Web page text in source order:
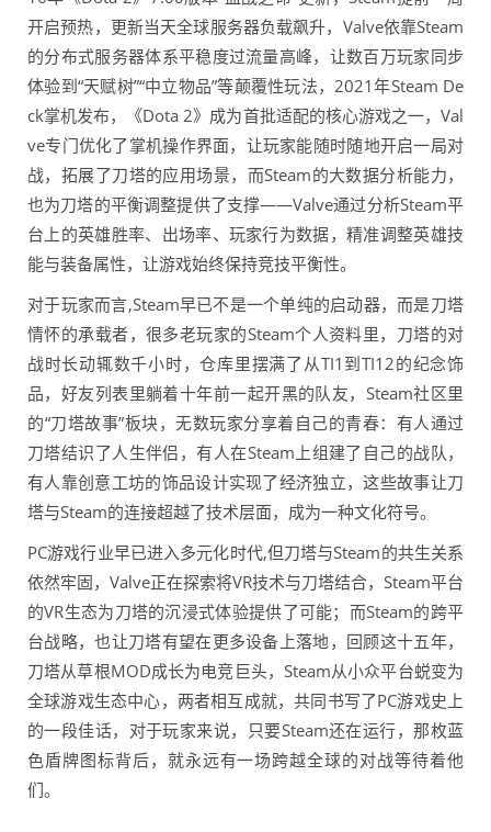
开启预热，更新当天全球服务器负载飙升，Valve依靠Steam
的分布式服务器体系平稳度过流量高峰，让数百万玩家同步
体验到“天赋树”“中立物品”等颠覆性玩法，2021年Steam De
ck掌机发布，《Dota 2》成为首批适配的核心游戏之一，Val
ve专门优化了掌机操作界面，让玩家能随时随地开启一局对
战，拓展了刀塔的应用场景，而Steam的大数据分析能力，
也为刀塔的平衡调整提供了支撑——Valve通过分析Steam平
台上的英雄胜率、出场率、玩家行为数据，精准调整英雄技
能与装备属性，让游戏始终保持竞技平衡性。
对于玩家而言,Steam早已不是一个单纯的启动器，而是刀塔
情怀的承载者，很多老玩家的Steam个人资料里，刀塔的对
战时长动辄数千小时，仓库里摆满了从TI1到TI12的纪念饰
品，好友列表里躺着十年前一起开黑的队友，Steam社区里
的“刀塔故事”板块，无数玩家分享着自己的青春：有人通过
刀塔结识了人生伴侣，有人在Steam上组建了自己的战队，
有人靠创意工坊的饰品设计实现了经济独立，这些故事让刀
塔与Steam的连接超越了技术层面，成为一种文化符号。
PC游戏行业早已进入多元化时代,但刀塔与Steam的共生关系
依然牢固，Valve正在探索将VR技术与刀塔结合，Steam平台
的VR生态为刀塔的沉浸式体验提供了可能；而Steam的跨平
台战略，也让刀塔有望在更多设备上落地，回顾这十五年，
刀塔从草根MOD成长为电竞巨头，Steam从小众平台蜕变为
全球游戏生态中心，两者相互成就，共同书写了PC游戏史上
的一段佳话，对于玩家来说，只要Steam还在运行，那枚蓝
色盾牌图标背后，就永远有一场跨越全球的对战等待着他
们。